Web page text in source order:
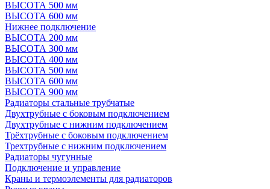
ВЫСОТА 500 мм
ВЫСОТА 600 мм
Нижнее подключение
ВЫСОТА 200 мм
ВЫСОТА 300 мм
ВЫСОТА 400 мм
ВЫСОТА 500 мм
ВЫСОТА 600 мм
ВЫСОТА 900 мм
Радиаторы стальные трубчатые
Двухтрубные с боковым подключением
Двухтрубные с нижним подключением
Трёхтрубные с боковым подключением
Трехтрубные с нижним подключением
Радиаторы чугунные
Подключение и управление
Краны и термоэлементы для радиаторов